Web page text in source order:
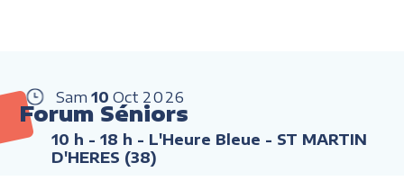
Sam 10 Oct 2026
Forum Séniors
10 h - 18 h - L'Heure Bleue - ST MARTIN
D'HERES (38)